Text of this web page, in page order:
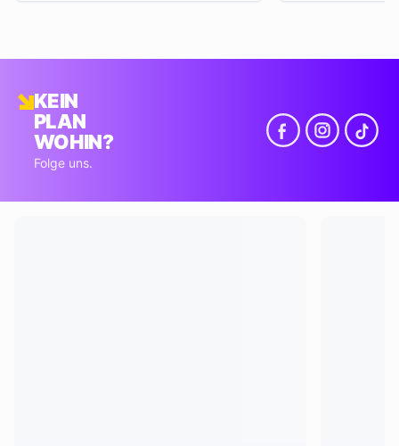
KEIN
PLAN
WOHIN?
Folge uns.